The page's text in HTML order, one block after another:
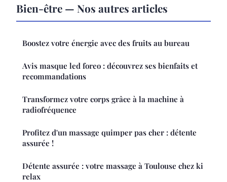
Bien-être — Nos autres articles
Boostez votre énergie avec des fruits au bureau
Avis masque led foreo : découvrez ses bienfaits et
recommandations
Transformez votre corps grâce à la machine à
radiofréquence
Profitez d'un massage quimper pas cher : détente
assurée !
Détente assurée : votre massage à Toulouse chez ki
relax